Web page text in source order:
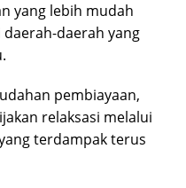
yang lebih mudah
daerah yang
pembiayaan,
relaksasi melalui
terdampak terus